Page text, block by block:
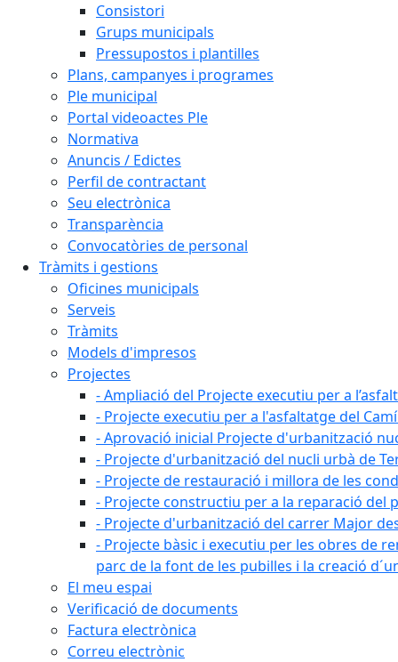
Consistori
Grups municipals
Pressupostos i plantilles
Plans, campanyes i programes
Ple municipal
Portal videoactes Ple
Normativa
Anuncis / Edictes
Perfil de contractant
Seu electrònica
Transparència
Convocatòries de personal
Tràmits i gestions
Oficines municipals
Serveis
Tràmits
Models d'impresos
Projectes
- Ampliació del Projecte executiu per a
- Projecte executiu per a l'asfaltatge del
- Aprovació inicial Projecte d'urbanització
- Projecte d'urbanització del nucli urbà de
- Projecte de restauració i millora de les
- Projecte constructiu per a la reparació del
- Projecte d'urbanització del carrer Major
- Projecte bàsic i executiu per les obres de
parc de la font de les pubilles i la creació
El meu espai
Verificació de documents
Factura electrònica
Correu electrònic